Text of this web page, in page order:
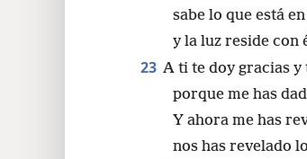
Revela las cosas
sabe lo que está
y la luz reside con
A ti te doy gracias
porque me has
Y ahora me has